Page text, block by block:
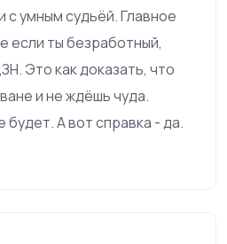
с умным судьёй. Главное
если ты безработный,
Это как доказать, что
и не ждёшь чуда.
будет. А вот справка - да.